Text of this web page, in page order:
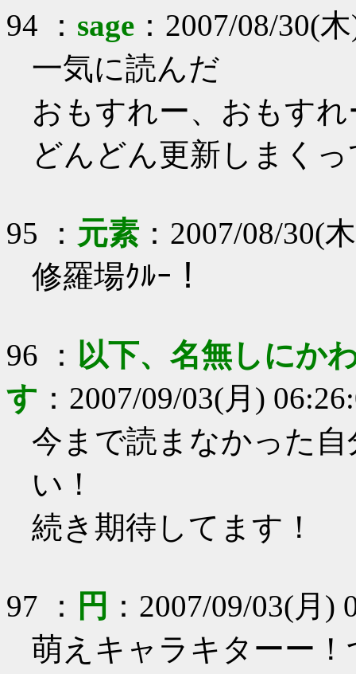
94 ： sage ： 2007/08/30(
一気に読んだ
おもすれー、おもす
どんどん更新しまく
95 ： 元素： 2007/08/30(
修羅場ｸﾙｰ！
96 ： 以下、名無しにか
す ： 2007/09/03(月)
今まで読まなかった
い！
続き期待してます！
97 ： 円 ： 2007/09/03(月)
萌えキャラキターー